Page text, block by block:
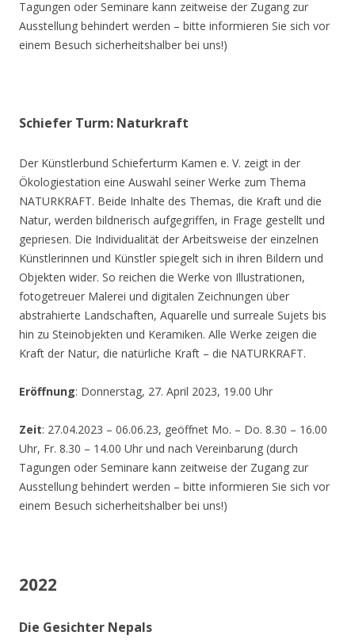
Tagungen oder Seminare kann zeitweise der Zugang zur
Ausstellung behindert werden – bitte informieren Sie sich vor
einem Besuch sicherheitshalber bei uns!)
Schiefer Turm: Naturkraft
Der Künstlerbund Schieferturm Kamen e. V. zeigt in der
Ökologiestation eine Auswahl seiner Werke zum Thema
NATURKRAFT. Beide Inhalte des Themas, die Kraft und die
Natur, werden bildnerisch aufgegriffen, in Frage gestellt und
gepriesen. Die Individualität der Arbeitsweise der einzelnen
Künstlerinnen und Künstler spiegelt sich in ihren Bildern und
Objekten wider. So reichen die Werke von Illustrationen,
fotogetreuer Malerei und digitalen Zeichnungen über
abstrahierte Landschaften, Aquarelle und surreale Sujets bis
hin zu Steinobjekten und Keramiken. Alle Werke zeigen die
Kraft der Natur, die natürliche Kraft – die NATURKRAFT.
Eröffnung: Donnerstag, 27. April 2023, 19.00 Uhr
Zeit: 27.04.2023 – 06.06.23, geöffnet Mo. – Do. 8.30 – 16.00
Uhr, Fr. 8.30 – 14.00 Uhr und nach Vereinbarung (durch
Tagungen oder Seminare kann zeitweise der Zugang zur
Ausstellung behindert werden – bitte informieren Sie sich vor
einem Besuch sicherheitshalber bei uns!)
2022
Die Gesichter Nepals